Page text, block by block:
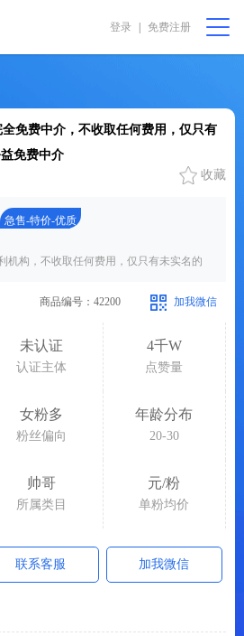
登录 免费注册
免费中介，不收取任何费用，仅只有
免费中介
收藏
急售-特价-优质
机构，不收取任何费用，仅只有未实名的
商品编号：42200 加我微信
未认证
认证主体
4千W
点赞量
女粉多
粉丝偏向
年龄分布
20-30
帅哥
所属类目
元/粉
单粉均价
联系客服 加我微信